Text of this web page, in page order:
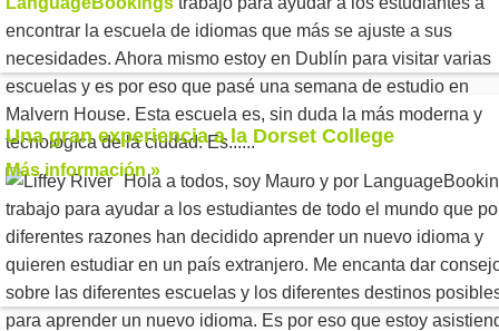
encontrar la escuela de idiomas que más se ajuste a sus
necesidades. Ahora mismo estoy en Dublín para visitar varias
escuelas y es por eso que pasé una semana de estudio en
Malvern House. Esta escuela es, sin duda la más moderna y
tecnologíca de la ciudad. Es......
Más información »
Una gran experiencia a la Dorset College
Hola a todos, soy Mauro y por
trabajo para ayudar a los estudiantes de todo el mundo que
diferentes razones han decidido aprender un nuevo idioma y
quieren estudiar en un país extranjero. Me encanta dar
sobre las diferentes escuelas y los diferentes destinos
para aprender un nuevo idioma. Es por eso que estoy